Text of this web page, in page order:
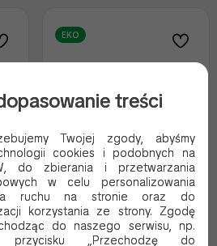
EKO
Słomka papierowa SHAKE
8mm x 197mm MIX
treści
Twojej zgody, abyśmy
cookies i podobnych na
do zbierania i przetwarzania
w celu personalizowania
ruchu na stronie oraz do
korzystania ze strony. Zgodę
do naszego serwisu, np.
przycisku „Przechodzę do